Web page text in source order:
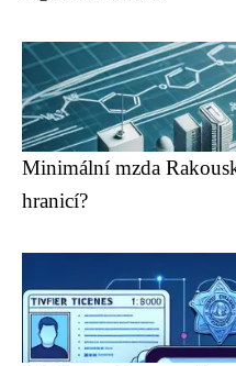
Minimální mzda
hranicí?